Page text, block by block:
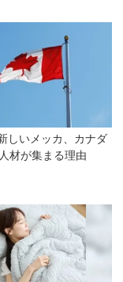
しいメッカ、カナダ
材が集まる理由